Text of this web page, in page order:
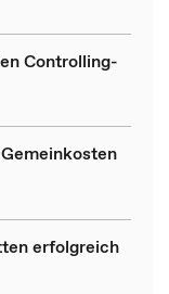
Controlling-
erfolgreich